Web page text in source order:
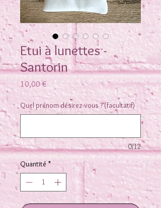
Etui à lunettes -
Santorin
10,00 €
Quel prénom désirez-vous ? (facultatif)
0/12
Quantité *